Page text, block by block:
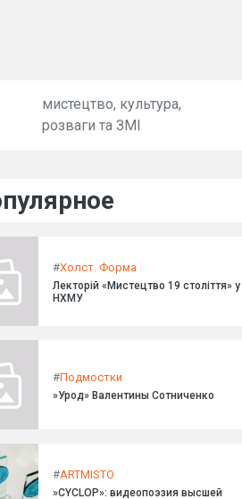
мистецтво, культура,
розваги та ЗМІ
#Холст. Форма
Лекторій «Мистецтво 19 століття» у
НХМУ
#Подмостки
»Урод» Валентины Сотниченко
#ARTMISTO
»CYCLOP»: видеопоэзия высшей